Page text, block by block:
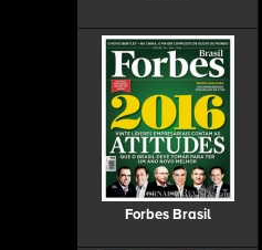
Forbes Brasil